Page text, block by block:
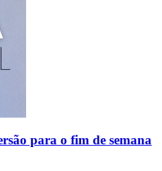
para o fim de semana